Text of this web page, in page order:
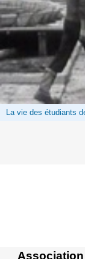
La vie des étudiants